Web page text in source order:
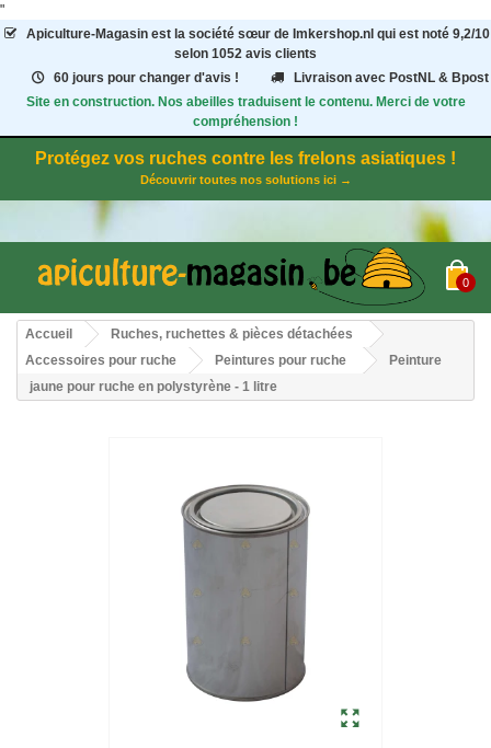
"
Apiculture-Magasinest la société sœur de Imkershop.nl qui est noté 9,2/10
selon 1052 avis clients
60 jours pour changer d'avis !
Livraison avec PostNL & Bpost
Site en construction. Nos abeilles traduisent le contenu. Merci de votre
compréhension !
Protégez vos ruches contre les frelons asiatiques !
Découvrir toutes nos solutions ici →
0
Accueil
Ruches, ruchettes & pièces détachées
Accessoires pour ruche
Peintures pour ruche
Peinture
jaune pour ruche en polystyrène - 1 litre